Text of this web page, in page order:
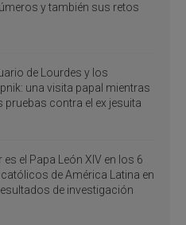
y también sus retos
de Lourdes y los
una visita papal mientras
pruebas contra el ex jesuita
es el Papa León XIV en los 6
de América Latina en
de investigación